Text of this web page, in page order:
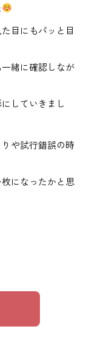
目にもパッと目
緒に確認しなが
していきまし
や試行錯誤の時
になったかと思